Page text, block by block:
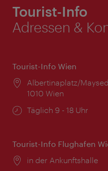
Tourist-Info
Adressen &
Tourist-Info Wien
Ort:
Albertinaplatz/
1010 Wien
Öffnungszeiten:
Täglich 9 - 18 Uhr
Tourist-Info Flughafen
Ort:
in der Ankunftshalle